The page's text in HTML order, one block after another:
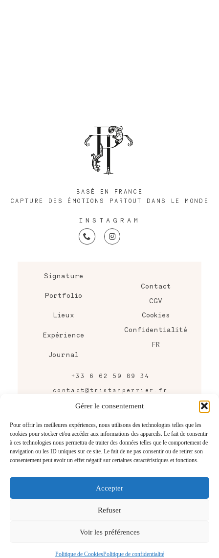
Gérer le consentement
Pour offrir les meilleures expériences, nous utilisons des technologies telles que les
cookies pour stocker et/ou accéder aux informations des appareils. Le fait de consentir
à ces technologies nous permettra de traiter des données telles que le comportement de
navigation ou les ID uniques sur ce site. Le fait de ne pas consentir ou de retirer son
consentement peut avoir un effet négatif sur certaines caractéristiques et fonctions.
Accepter
Refuser
Voir les préférences
Politique de CookiesPolitique de confidentialité
Signature
Portfolio
Lieux
Expérience
Journal
+33 6 62 59 89 34
Contact
CGV
Cookies
Confidentialité
FR
contact@tristanperrier.fr
43 rue Raymond Bordier,
BASÉ EN FRANCE
CAPTURE DES ÉMOTIONS PARTOUT DANS LE MONDE
INSTAGRAM
CONTACTEZ-MOI
@2026 Tristan Perrier
Photographe mariage Bordeaux
– Gironde – France
Revenir en Haut